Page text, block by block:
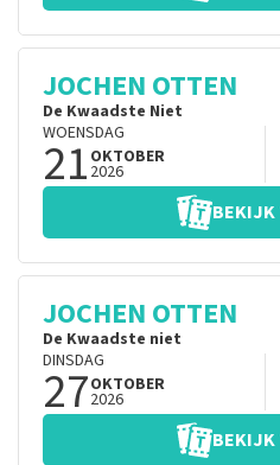
JOCHEN OTTEN
De Kwaadste Niet
WOENSDAG
21 OKTOBER
2026
BEKIJK
JOCHEN OTTEN
De Kwaadste niet
DINSDAG
27OKTOBER
2026
BEKIJK